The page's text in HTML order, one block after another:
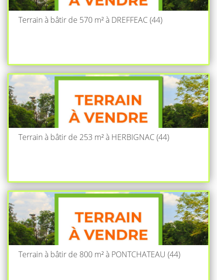
Terrain à bâtir de 570 m² à DREFFEAC (44)
Terrain à bâtir de 253 m² à HERBIGNAC (44)
Terrain à bâtir de 800 m² à PONTCHATEAU (44)